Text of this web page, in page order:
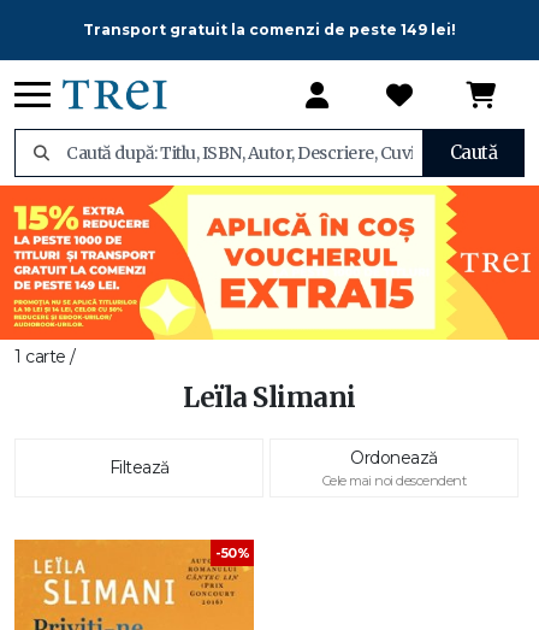
Transport gratuit la comenzi de peste 149 lei!
Caută
1 carte /
Leïla Slimani
Filtează Ordonează
Cele mai noi descendent
-50%